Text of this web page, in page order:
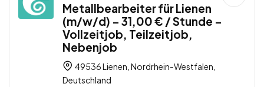
Metallbearbeiter für Lienen
(m/w/d) – 31,00 € / Stunde –
Vollzeitjob, Teilzeitjob,
Nebenjob
49536 Lienen, Nordrhein-Westfalen,
Deutschland